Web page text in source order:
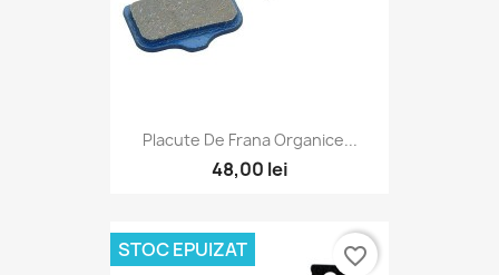
Placute De Frana Organice...
48,00 lei
STOC EPUIZAT favorite_border